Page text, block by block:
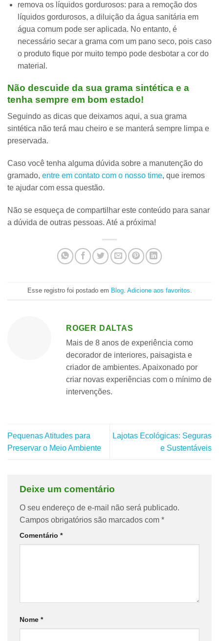
remova os líquidos gordurosos: para a remoção dos
líquidos gordurosos, a diluição da água sanitária em
água comum pode ser aplicada. No entanto, é
necessário secar a grama com um pano seco, pois caso
o produto fique por muito tempo pode desbotar a cor do
material.
Não descuide da sua grama sintética e a
tenha sempre em bom estado!
Seguindo as dicas que deixamos aqui, a sua grama
sintética não terá mau cheiro e se manterá sempre limpa e
preservada.
Caso você tenha alguma dúvida sobre a manutenção do
gramado, entre em contato com o nosso time, que iremos
te ajudar com essa questão.
Não se esqueça de compartilhar este conteúdo para sanar
a dúvida de outras pessoas. Até a próxima!
Esse registro foi postado em Blog. Adicione aos favoritos.
ROGER DALTAS
Mais de 8 anos de experiência como
decorador de interiores, paisagista e
criador de ambientes. Apaixonado por
criar novas experiências com o mínimo de
intervenções.
Pequenas Atitudes para
Preservar o Meio Ambiente
Lajotas Ecológicas: Seguras
e Sustentáveis
Deixe um comentário
O seu endereço de e-mail não será publicado.
Campos obrigatórios são marcados com *
Comentário *
Nome *